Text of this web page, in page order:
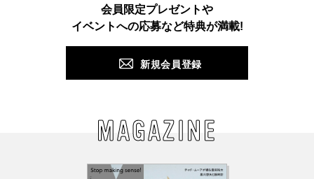
会員限定プレゼントや
イベントへの応募など特典が満載!
新規会員登録
MAGAZINE